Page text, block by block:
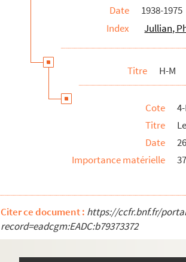
4-MS-FS-31-294. Auteurs non identifiés
Transcriptions dacylographiées de
8-MS-FS-31-040. Cartons d'invitation
Correspondance de Philippe Jullian
Correspondance des membres de la
Documents relatifs à la publication des
Articles et documents sur Philippe Jullian
Date
1938-1975
Index
Jullian,
Titre H-M
Cote
Titre
Date
Importance matérielle
Citer ce document : https://ccfr.bnf.fr/
record=eadcgm:EADC:b79373372